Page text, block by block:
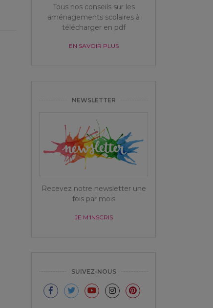
Tous nos conseils sur les
aménagements scolaires à
télécharger en pdf
EN SAVOIR PLUS
NEWSLETTER
Recevez notre newsletter une
fois par mois
JE M'INSCRIS
SUIVEZ-NOUS